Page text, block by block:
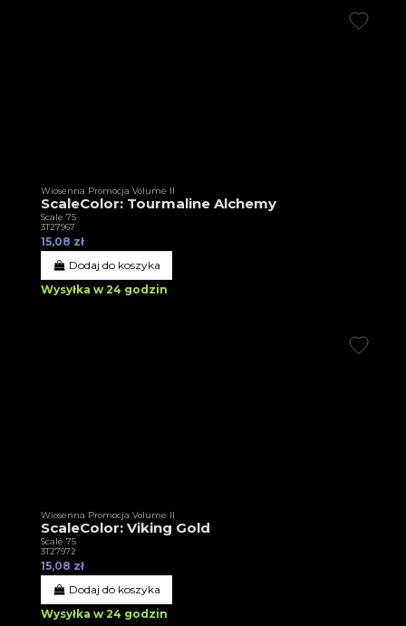
Wiosenna Promocja Volume II
ScaleColor: Tourmaline Alchemy
Scale 75
3T27967
15,08 zł
Dodaj do koszyka
Wysyłka w 24 godzin
Wiosenna Promocja Volume II
ScaleColor: Viking Gold
Scale 75
3T27972
15,08 zł
Dodaj do koszyka
Wysyłka w 24 godzin